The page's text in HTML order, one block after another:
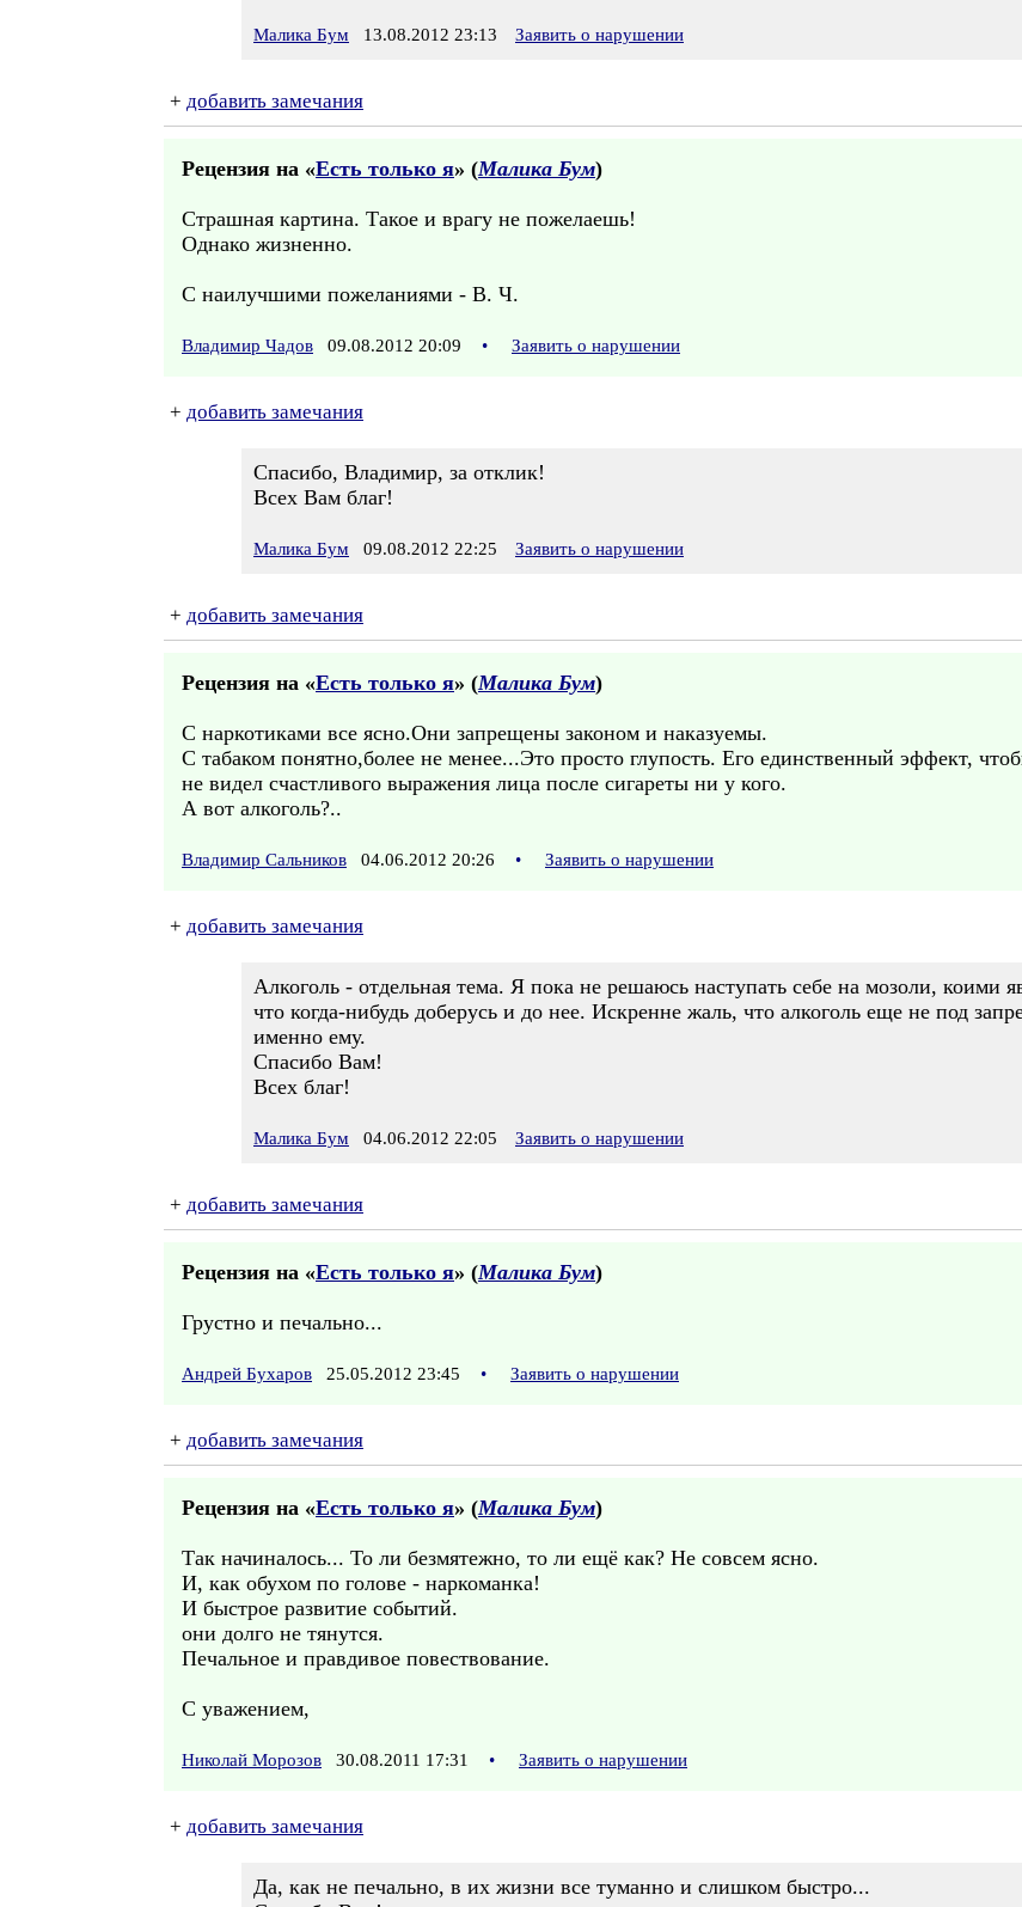
Малика Бум 13.08.2012 23:13 Заявить о нарушении
+ добавить замечания
Рецензия на «Есть только я» (Малика Бум)
Страшная картина. Такое и врагу не пожелаешь!
Однако жизненно.
С наилучшими пожеланиями - В. Ч.
Владимир Чадов 09.08.2012 20:09 • Заявить о нарушении
+ добавить замечания
Спасибо, Владимир, за отклик!
Всех Вам благ!
Малика Бум 09.08.2012 22:25 Заявить о нарушении
+ добавить замечания
Рецензия на «Есть только я» (Малика Бум)
С наркотиками все ясно.Они запрещены законом и наказуемы.
С табаком понятно,более не менее...Это просто глупость. Его единственный эффект,
не видел счастливого выражения лица после сигареты ни у кого.
А вот алкоголь?..
Владимир Сальников 04.06.2012 20:26 • Заявить о нарушении
+ добавить замечания
Алкоголь - отдельная тема. Я пока не решаюсь наступать себе на мозоли, коими
что когда-нибудь доберусь и до нее. Искренне жаль, что алкоголь еще не под
именно ему.
Спасибо Вам!
Всех благ!
Малика Бум 04.06.2012 22:05 Заявить о нарушении
+ добавить замечания
Рецензия на «Есть только я» (Малика Бум)
Грустно и печально...
Андрей Бухаров 25.05.2012 23:45 • Заявить о нарушении
+ добавить замечания
Рецензия на «Есть только я» (Малика Бум)
Так начиналось... То ли безмятежно, то ли ещё как? Не совсем ясно.
И, как обухом по голове - наркоманка!
И быстрое развитие событий.
они долго не тянутся.
Печальное и правдивое повествование.
С уважением,
Николай Морозов 30.08.2011 17:31 • Заявить о нарушении
+ добавить замечания
Да, как не печально, в их жизни все туманно и слишком быстро...